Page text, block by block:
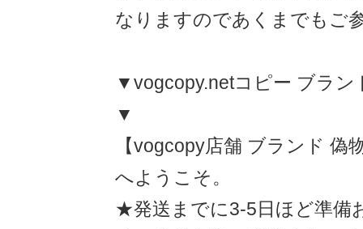
なりますのであくまでもご
▼vogcopy.netコピー ブラン
▼
【vogcopy店舗 ブランド 偽
へようこそ
★発送までに3-5日ほど準備